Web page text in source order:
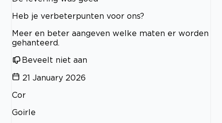
Heb je verbeterpunten voor ons?
Meer en beter aangeven welke maten er worden
gehanteerd.
Beveelt niet aan
21 January 2026
Cor
Goirle